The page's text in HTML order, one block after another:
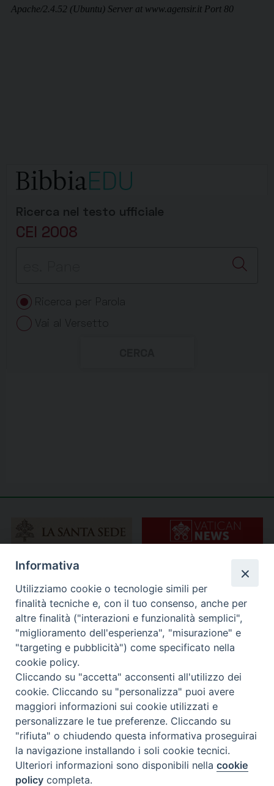
Informativa
Utilizziamo cookie o tecnologie simili per
finalità tecniche e, con il tuo consenso, anche per
altre finalità ("interazioni e funzionalità semplici",
"miglioramento dell'esperienza", "misurazione" e
"targeting e pubblicità") come specificato nella
cookie policy.
Cliccando su "accetta" acconsenti all'utilizzo dei
cookie. Cliccando su "personalizza" puoi avere
maggiori informazioni sui cookie utilizzati e
personalizzare le tue preferenze. Cliccando su
"rifiuta" o chiudendo questa informativa proseguirai
la navigazione installando i soli cookie tecnici.
Ulteriori informazioni sono disponibili nellacookie
policy completa.